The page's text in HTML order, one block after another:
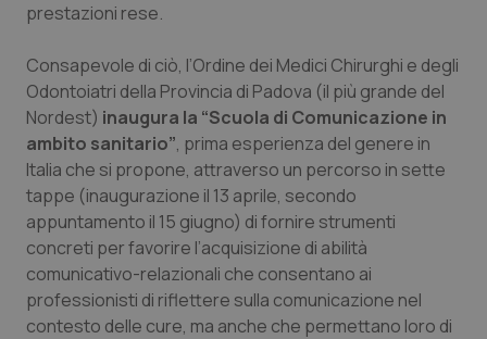
Campania
Emilia-Romagna
Friuli Venezia Giulia
Lazio
Liguria
Car-T
Colesterolo & coronaropatie
Dermatite Atopica
Diabete & glucometri
Disturbi dell’umore
prestazioni rese.
Consapevole di ciò, l’Ordine dei Medici Chirurghi e degli
Odontoiatri della Provincia di Padova (il più grande del
Nordest) inaugura la “Scuola di Comunicazione in
ambito sanitario”, prima esperienza del genere in
Italia che si propone, attraverso un percorso in sette
tappe (inaugurazione il 13 aprile, secondo
appuntamento il 15 giugno) di fornire strumenti
concreti per favorire l’acquisizione di abilità
comunicativo-relazionali che consentano ai
professionisti di riflettere sulla comunicazione nel
contesto delle cure, ma anche che permettano loro di